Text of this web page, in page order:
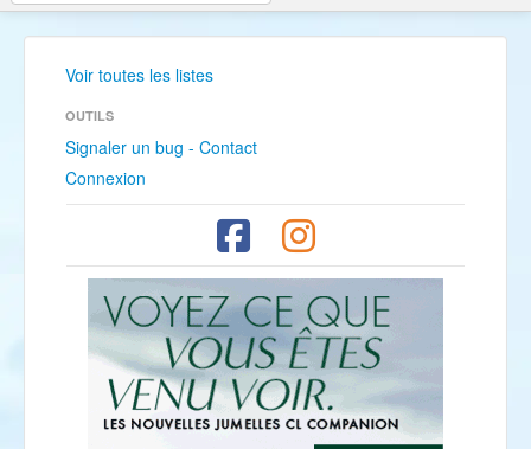
Voir toutes les listes
OUTILS
Signaler un bug - Contact
Connexion